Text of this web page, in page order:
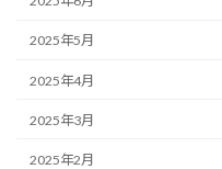
2025年5月
2025年4月
2025年3月
2025年2月